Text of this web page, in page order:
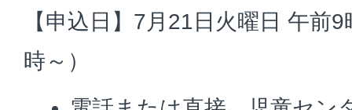
【申込日】7月21日火曜日 午前
時～）